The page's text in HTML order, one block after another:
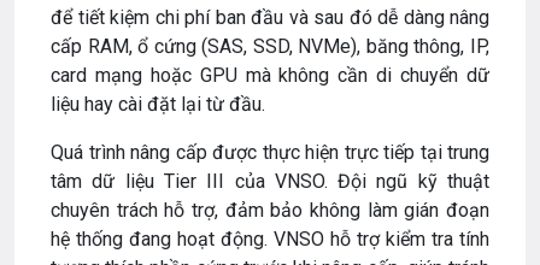
để tiết kiệm chi phí ban đầu và sau đó dễ dàng nâng
cấp RAM, ổ cứng (SAS, SSD, NVMe), băng thông, IP,
card mạng hoặc GPU mà không cần di chuyển dữ
liệu hay cài đặt lại từ đầu.
Quá trình nâng cấp được thực hiện trực tiếp tại trung
tâm dữ liệu Tier III của VNSO. Đội ngũ kỹ thuật
chuyên trách hỗ trợ, đảm bảo không làm gián đoạn
hệ thống đang hoạt động. VNSO hỗ trợ kiểm tra tính